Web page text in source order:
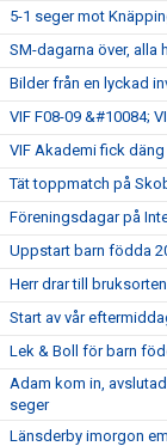
5-1 seger mot
SM-dagarna över, alla
Bilder från en lyckad
VIF F08-09 &#10084;
VIF Akademi fick däng
Tät toppmatch på
Föreningsdagar på
Uppstart barn födda
Herr drar till
Start av vår
Lek & Boll för barn
Adam kom in,
seger
Länsderby imorgon em